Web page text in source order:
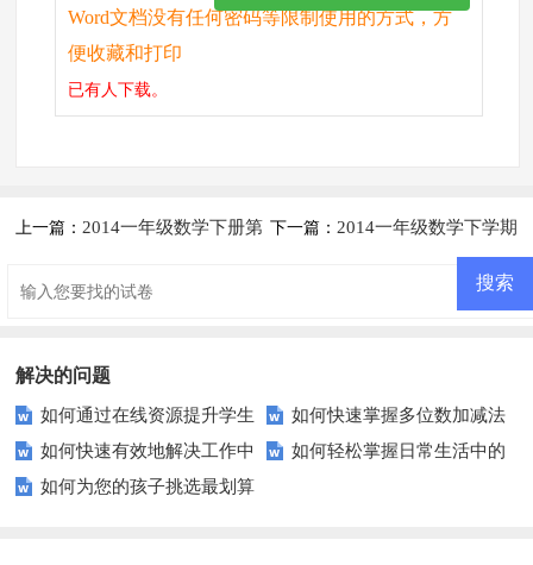
Word文档没有任何密码等限制使用的方式，方
便收藏和打印
已有人下载。
上一篇： 2014一年级数学下册第 下一篇： 2014一年级数学下学期
解决的问题
如何通过在线资源提升学生
的数学计算能力？
如何快速掌握多位数加减法
的秘诀？
如何快速有效地解决工作中
的难题？——掌握这些技巧让你
如何轻松掌握日常生活中的
如何为您的孩子挑选最划算